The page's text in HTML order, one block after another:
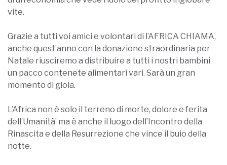
vite.
Grazie a tutti voi amici e volontari di l’AFRICA CHIAMA,
anche quest’anno con la donazione straordinaria per
Natale riusciremo a distribuire a tutti i nostri bambini
un pacco contenete alimentari vari. Sarà un gran
momento di gioia.
L’Africa non è solo il terreno di morte, dolore e ferita
dell’Umanità’ ma è anche il luogo dell’Incontro della
Rinascita e della Resurrezione che vince il buio della
notte.